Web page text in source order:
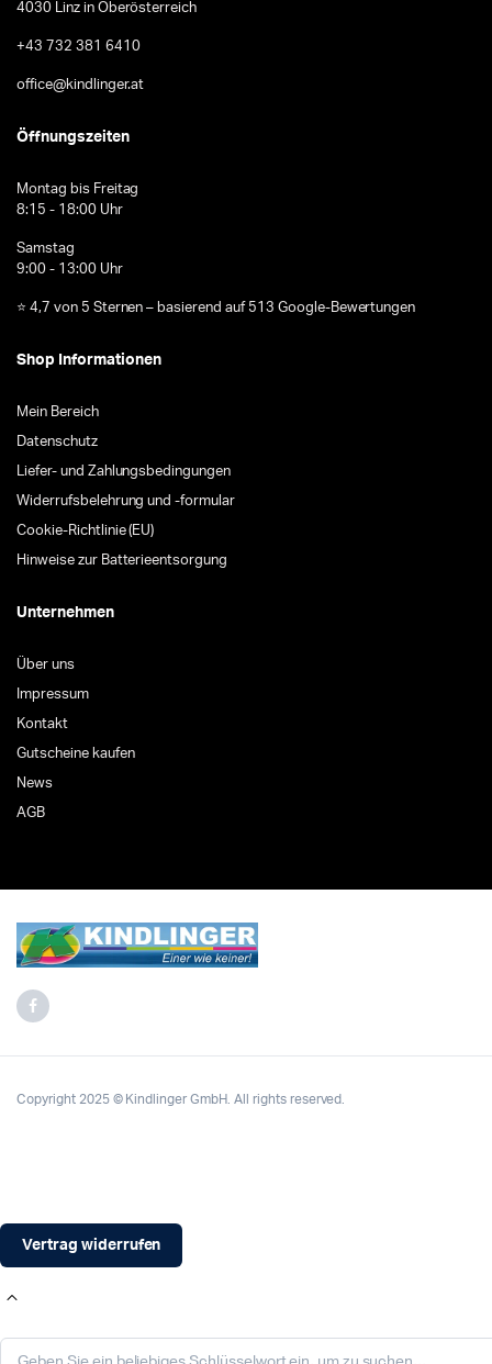
4030 Linz in Oberösterreich
+43 732 381 6410
office@kindlinger.at
Öffnungszeiten
Montag bis Freitag
8:15 - 18:00 Uhr
Samstag
9:00 - 13:00 Uhr
⭐ 4,7 von 5 Sternen – basierend auf 513 Google-Bewertungen
Shop Informationen
Mein Bereich
Datenschutz
Liefer- und Zahlungsbedingungen
Widerrufsbelehrung und -formular
Cookie-Richtlinie (EU)
Hinweise zur Batterieentsorgung
Unternehmen
Über uns
Impressum
Kontakt
Gutscheine kaufen
News
AGB
Copyright 2025 © Kindlinger GmbH. All rights reserved.
Vertrag widerrufen